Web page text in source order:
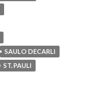
SAULO DECARLI
ST. PAULI